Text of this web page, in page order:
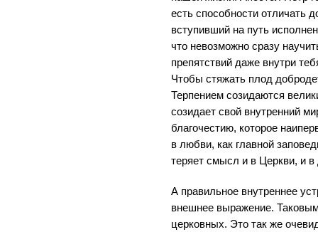
есть способности отличать
вступивший на путь
что невозможно сразу
препятствий даже внутри
Чтобы стяжать плод
Терпением созидаются
созидает свой внутренний
благочестию, которое
в любви, как главной
теряет смысл и в Церкви, и
А правильное внутреннее
внешнее выражение.
церковных. Это так же